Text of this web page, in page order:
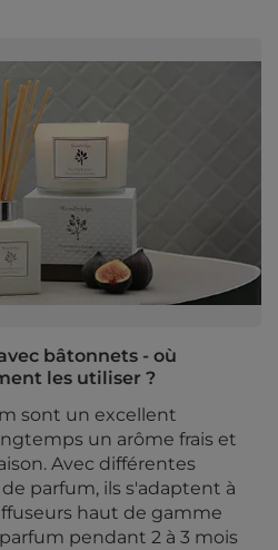
bâtonnets - où
les utiliser ?
sont un excellent
un arôme frais et
Avec différentes
parfum, ils s'adaptent à
haut de gamme
pendant 2 à 3 mois